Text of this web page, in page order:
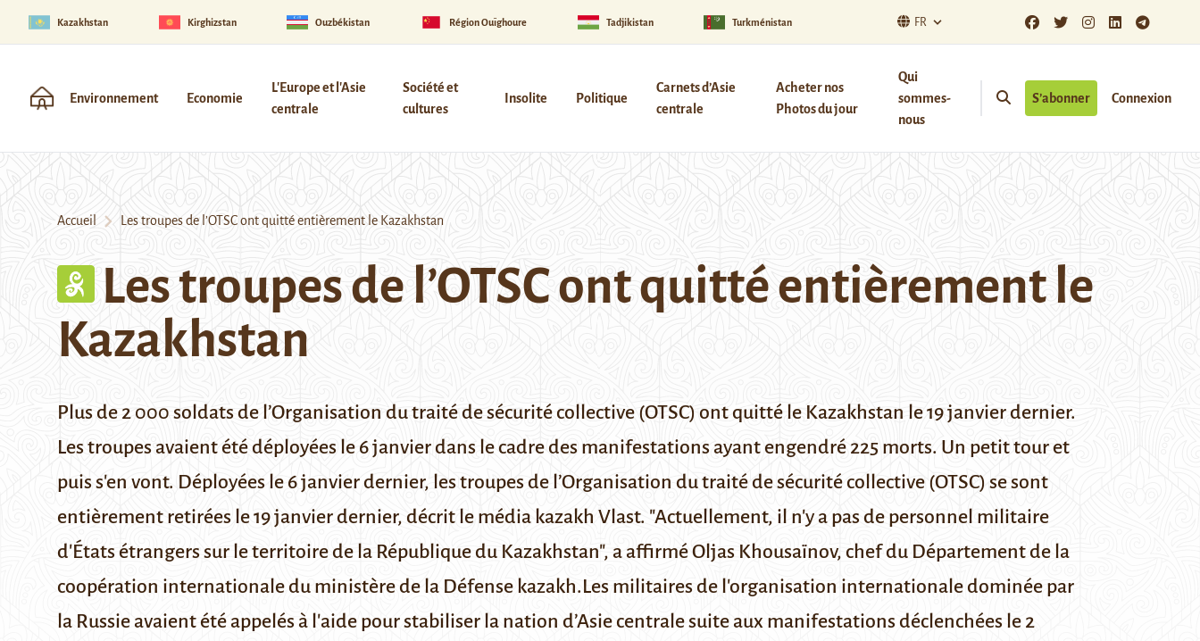
Kazakhstan Kirghizstan Ouzbékistan Région Ouïghoure Tadjikistan Turkménistan FR
Environnement Economie
L'Europe et l'Asie
centrale
Société et
cultures
Insolite Politique
Carnets d’Asie
centrale
Acheter nos
Photos du jour
Qui
sommes-
nous
S’abonner Connexion
Accueil Les troupes de l’OTSC ont quitté entièrement le Kazakhstan
Les troupes de l’OTSC ont quitté entièrement le
Kazakhstan
Plus de 2 000 soldats de l’Organisation du traité de sécurité collective (OTSC) ont quitté le Kazakhstan le 19 janvier dernier.
Les troupes avaient été déployées le 6 janvier dans le cadre des manifestations ayant engendré 225 morts. Un petit tour et
puis s'en vont. Déployées le 6 janvier dernier, les troupes de l’Organisation du traité de sécurité collective (OTSC) se sont
entièrement retirées le 19 janvier dernier, décrit le média kazakh Vlast. "Actuellement, il n'y a pas de personnel militaire
d'États étrangers sur le territoire de la République du Kazakhstan", a affirmé Oljas Khousaïnov, chef du Département de la
coopération internationale du ministère de la Défense kazakh.Les militaires de l'organisation internationale dominée par
la Russie avaient été appelés à l'aide pour stabiliser la nation d’Asie centrale suite aux manifestations déclenchées le 2